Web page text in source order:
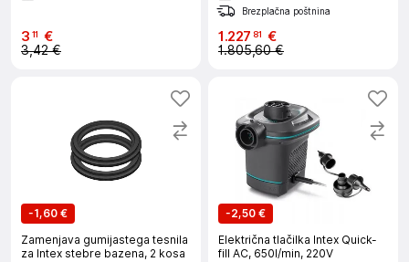
3 11 €
3,42 €
Brezplačna poštnina
1 .227 81 €
1.805,60 €
-1,60 €
Zamenjava gumijastega tesnila
za Intex stebre bazena, 2 kosa
-2,50 €
Električna tlačilka Intex Quick-
fill AC, 650l/min, 220V